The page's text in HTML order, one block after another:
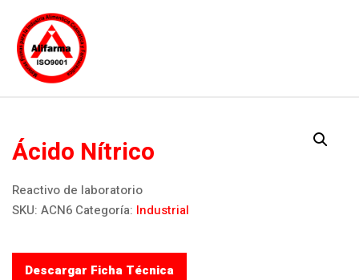
Ácido Nítrico
Reactivo de laboratorio
SKU: ACN6 Categoría: Industrial
Descargar Ficha Técnica